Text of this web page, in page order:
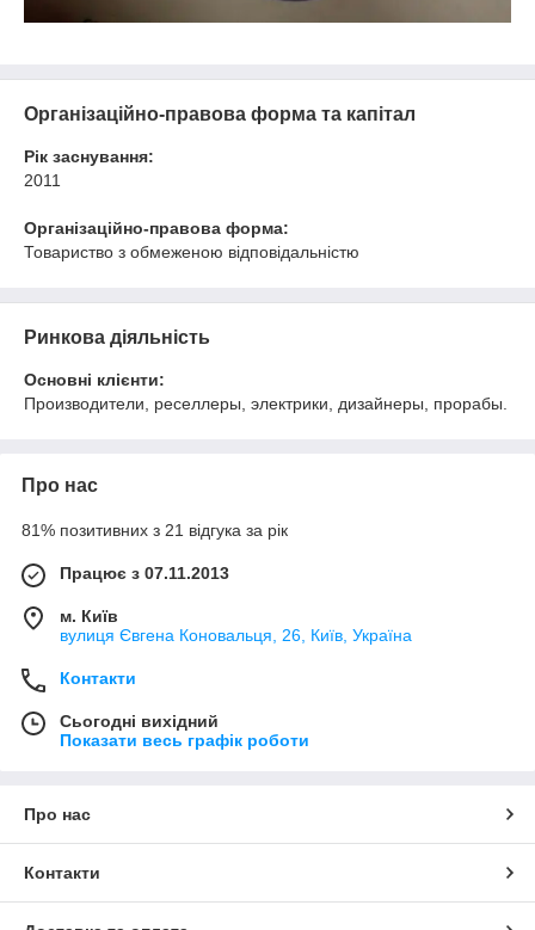
Організаційно-правова форма та капітал
Рік заснування:
2011
Організаційно-правова форма:
Товариство з обмеженою відповідальністю
Ринкова діяльність
Основні клієнти:
Производители, реселлеры, электрики, дизайнеры, прорабы.
Про нас
81% позитивних з 21 відгука за рік
Працює з 07.11.2013
м. Київ
вулиця Євгена Коновальця, 26, Київ, Україна
Контакти
Сьогодні вихідний
Показати весь графік роботи
Про нас
Контакти